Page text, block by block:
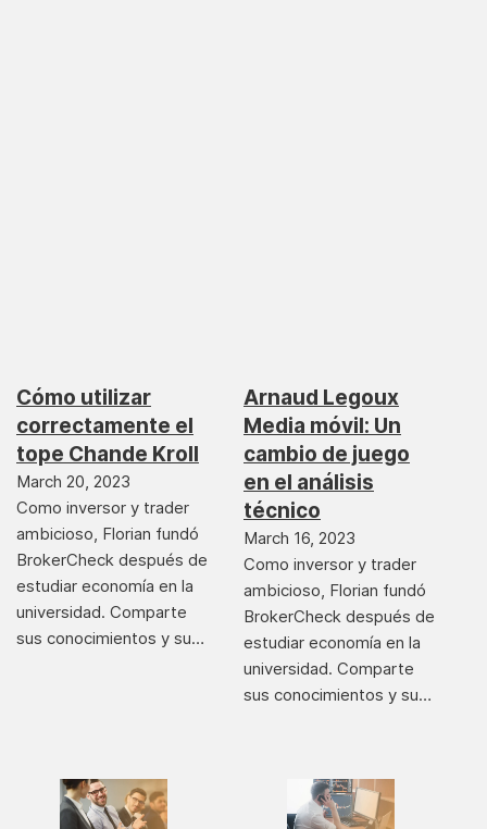
Cómo utilizar
correctamente el
tope Chande Kroll
March 20, 2023
Como inversor y trader
ambicioso, Florian fundó
BrokerCheck después de
estudiar economía en la
universidad. Comparte
sus conocimientos y su…
Arnaud Legoux
Media móvil: Un
cambio de juego
en el análisis
técnico
March 16, 2023
Como inversor y trader
ambicioso, Florian fundó
BrokerCheck después de
estudiar economía en la
universidad. Comparte
sus conocimientos y su…